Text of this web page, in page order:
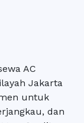
AC
Jakarta
untuk
dan